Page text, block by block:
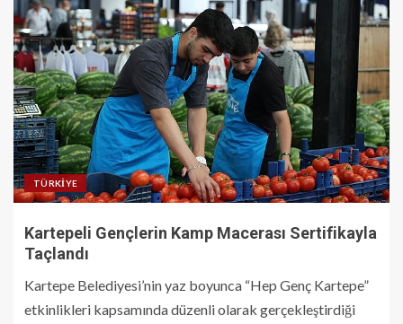
TÜRKIYE
Kartepeli Gençlerin Kamp Macerası Sertifikayla
Taçlandı
Kartepe Belediyesi’nin yaz boyunca “Hep Genç Kartepe”
etkinlikleri kapsamında düzenli olarak gerçekleştirdiği